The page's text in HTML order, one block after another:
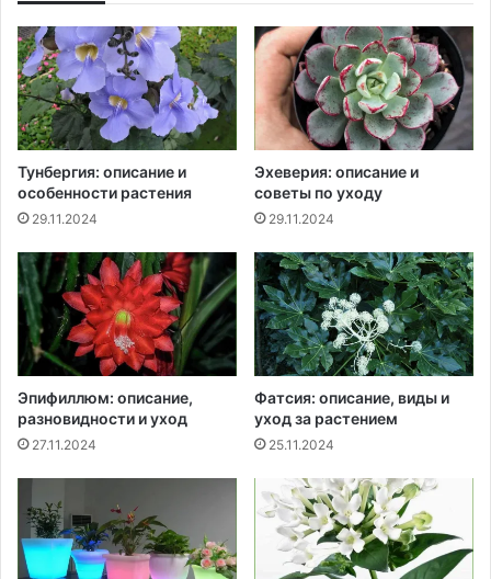
Тунбергия: описание и
особенности растения
29.11.2024
Эхеверия: описание и
советы по уходу
29.11.2024
Эпифиллюм: описание,
разновидности и уход
27.11.2024
Фатсия: описание, виды и
уход за растением
25.11.2024